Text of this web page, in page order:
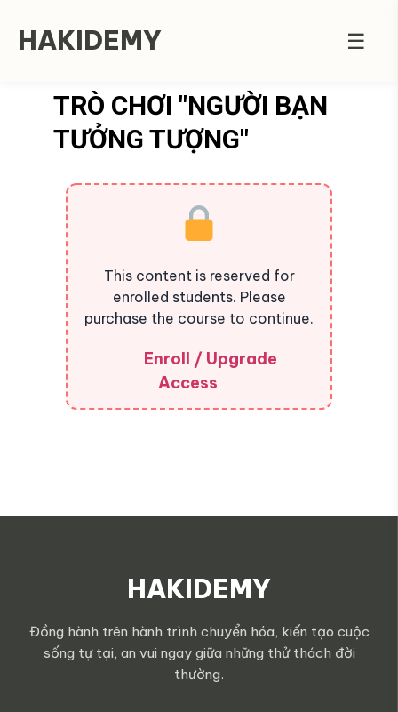
HAKIDEMY ☰
TRÒ CHƠI "NGƯỜI BẠN
TƯỞNG TƯỢNG"
This content is reserved for
enrolled students. Please
purchase the course to continue.
Enroll / Upgrade
Access
HAKIDEMY
Đồng hành trên hành trình chuyển hóa, kiến tạo cuộc
sống tự tại, an vui ngay giữa những thử thách đời
thường.